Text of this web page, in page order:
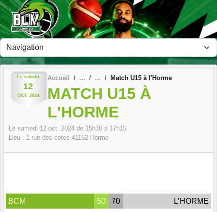
Le samedi
12
OCT. 2024
Accueil Match U15 à l'Horme
MATCH U15 À
L'HORME
Le samedi 12 oct. 2024 de 15h30 à 17h15
Lieu : 1 rue des cotes 41152 Horme
BCM 50 70 L’HORME
Panneau de gestion des cookies